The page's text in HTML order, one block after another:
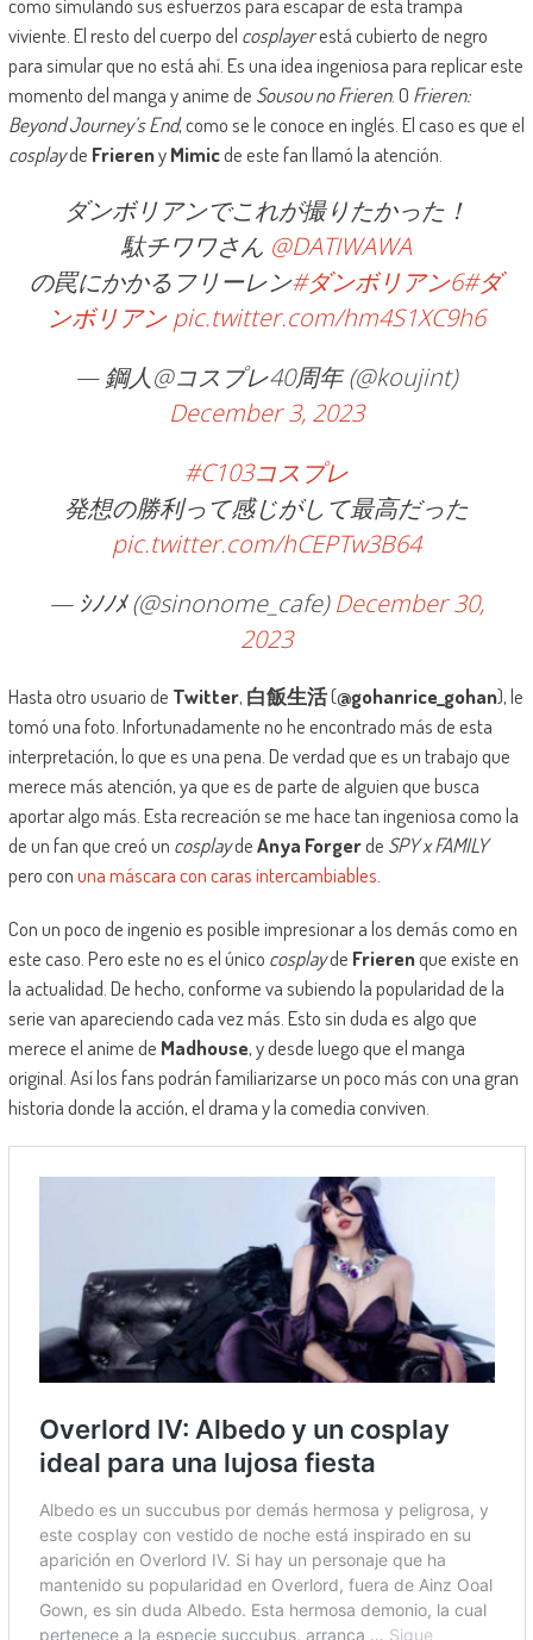
como simulando sus esfuerzos para escapar de esta trampa
viviente. El resto del cuerpo del cosplayerestá cubierto de negro
para simular que no está ahí. Es una idea ingeniosa para replicar este
momento del manga y anime de Sousou no Frieren. O Frieren:
Beyond Journey’s End, como se le conoce en inglés. El caso es que el
cosplayde FrierenyMimicde este fan llamó la atención.
ダンボリアンでこれが撮りたかった！
駄チワワさん @DATIWAWA
の罠にかかるフリーレン#ダンボリアン6#ダ
ンボリアン pic.twitter.com/hm4S1XC9h6
— 鋼人@コスプレ40周年 (@koujint)
December 3, 2023
#C103コスプレ
発想の勝利って感じがして最高だった
pic.twitter.com/hCEPTw3B64
— ｼﾉﾉﾒ (@sinonome_cafe)December 30,
2023
Hasta otro usuario de Twitter, 白飯生活(@gohanrice_gohan), le
tomó una foto. Infortunadamente no he encontrado más de esta
interpretación, lo que es una pena. De verdad que es un trabajo que
merece más atención, ya que es de parte de alguien que busca
aportar algo más. Esta recreación se me hace tan ingeniosa como la
de un fan que creó un cosplaydeAnya Forgerde SPY x FAMILY
pero conuna máscara con caras intercambiables
Con un poco de ingenio es posible impresionar a los demás como en
este caso. Pero este no es el único cosplayde Frierenque existe en
la actualidad. De hecho, conforme va subiendo la popularidad de la
serie van apareciendo cada vez más. Esto sin duda es algo que
merece el anime de Madhouse, y desde luego que el manga
original. Así los fans podrán familiarizarse un poco más con una gran
historia donde la acción, el drama y la comedia conviven.